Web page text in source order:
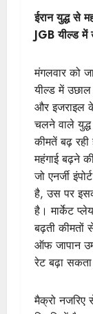
ईरान युद्ध से
JGB यील्ड में
मंगलवार को
यील्ड में
और इजराइल
चलने वाले
कीमतें बढ़
महंगाई बढ़ने
जो एनर्जी
है, उस पर
है। मार्केट
बढ़ती
ऑफ जापान
रेट बढ़ा
मैक्रो नजरिए